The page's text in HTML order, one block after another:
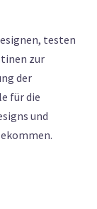
testen
zur
der
für die
und